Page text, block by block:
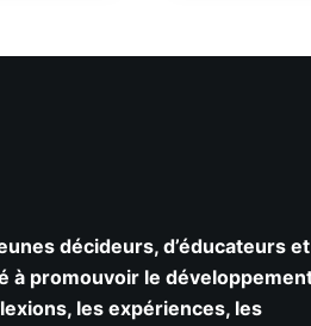
décideurs, d’éducateurs et
à promouvoir le
les expériences, les